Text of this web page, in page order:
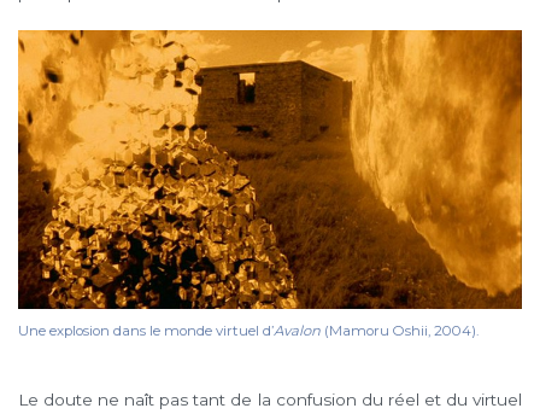
Une explosion dans le monde virtuel d’Avalon (Mamoru Oshii, 2004).
Le doute ne naît pas tant de la confusion du réel et du virtuel